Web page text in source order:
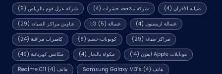
شركة عزل فوم بالرياض(5) شركة مكافحة حشرات (4) صيانة الأفران (4)
عناوين مراكز الصيانة(29) غسالة LG (5) غسالة اريستون (4)
كاميرات مراقبة(24) كوبونات خصم (6) مراكز صيانة (29)
مكانس كهربائية(49) مكواة بالبخار (4) موبايلات Apple ايفون (14)
هاتف Realme C11 (4) هاتف Samsung Galaxy M31s (4)